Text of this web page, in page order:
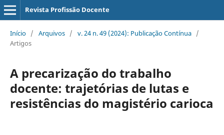
Revista Profissão Docente
Início / Arquivos / v. 24 n. 49 (2024): Publicação Contínua /
Artigos
A precarização do trabalho
docente: trajetórias de lutas e
resistências do magistério carioca